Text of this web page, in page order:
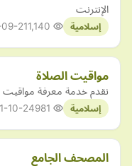
الإنترنت
إسلامية 21
مواقيت الصلاة
نقدم خدمة معرفة مواقيت
إسلامية 10-24
المصحف الجامع